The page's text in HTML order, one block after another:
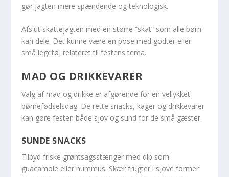
gør jagten mere spændende og teknologisk.
Afslut skattejagten med en større “skat” som alle børn
kan dele. Det kunne være en pose med godter eller
små legetøj relateret til festens tema.
MAD OG DRIKKEVARER
Valg af mad og drikke er afgørende for en vellykket
børnefødselsdag. De rette snacks, kager og drikkevarer
kan gøre festen både sjov og sund for de små gæster.
SUNDE SNACKS
Tilbyd friske grøntsagsstænger med dip som
guacamole eller hummus. Skær frugter i sjove former